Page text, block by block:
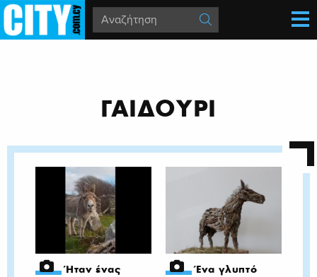
ΓΑΙΔΟΥΡΙ
Ήταν ένας
Ένα γλυπτό